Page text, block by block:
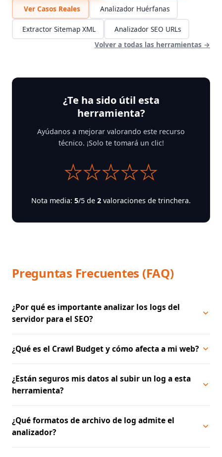
Ver Casos Reales Analizador Huérfanas
Extractor Sitemap XML
Analizador SEO URLs
Volver a todas las herramientas →
¿Te ha sido útil esta
herramienta?
Ayúdanos a mejorar valorando este recurso
técnico. ¡Solo te tomará un clic!
★
★
★
★
★
Nota media: 5/5 de 2 valoraciones de trinchera.
Preguntas Frecuentes (FAQ)
¿Por qué es importante analizar los logs del
servidor para el SEO?
¿Qué es el Crawl Budget y cómo afecta a mi web?
¿Están seguros mis datos al subir un log a esta
herramienta?
¿Qué formatos de archivo de log admite el
analizador?